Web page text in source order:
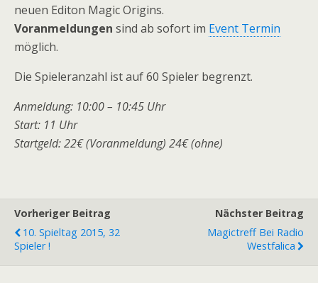
neuen Editon Magic Origins.
Voranmeldungen sind ab sofort im Event Termin
möglich.
Die Spieleranzahl ist auf 60 Spieler begrenzt.
Anmeldung: 10:00 – 10:45 Uhr
Start: 11 Uhr
Startgeld: 22€ (Voranmeldung) 24€ (ohne)
Vorheriger Beitrag
10. Spieltag 2015, 32
Spieler !
Nächster Beitrag
Magictreff Bei Radio
Westfalica